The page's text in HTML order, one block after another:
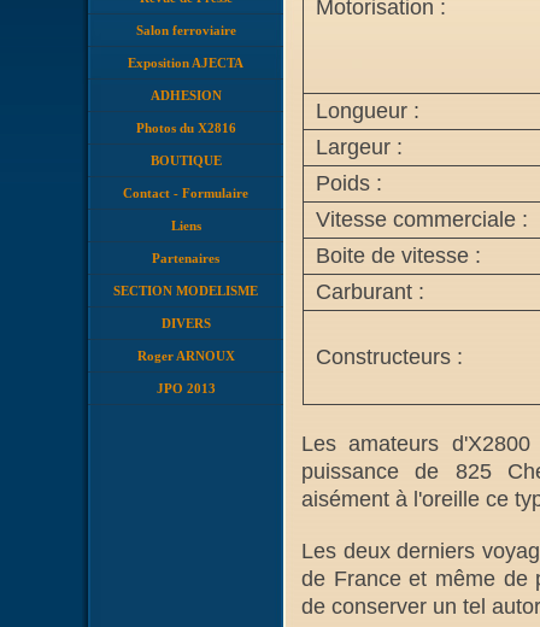
Salon ferroviaire
Exposition AJECTA
ADHESION
Photos du X2816
BOUTIQUE
Contact - Formulaire
Liens
Partenaires
SECTION MODELISME
DIVERS
Roger ARNOUX
JPO 2013
Motorisation :
Longueur :
Largeur :
Poids :
Vitesse commerciale :
Boite de vitesse :
Carburant :
Constructeurs :
Les amateurs
puissance de 825
aisément à l'oreille ce
Les deux derniers
de France et même de
de conserver un tel